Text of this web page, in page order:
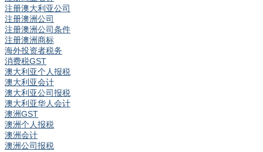
注册澳大利亚公司
注册澳洲公司
注册澳洲公司条件
注册澳洲商标
海外投资者税务
消费税GST
澳大利亚个人报税
澳大利亚会计
澳大利亚公司报税
澳大利亚华人会计
澳洲GST
澳洲个人报税
澳洲会计
澳洲公司报税